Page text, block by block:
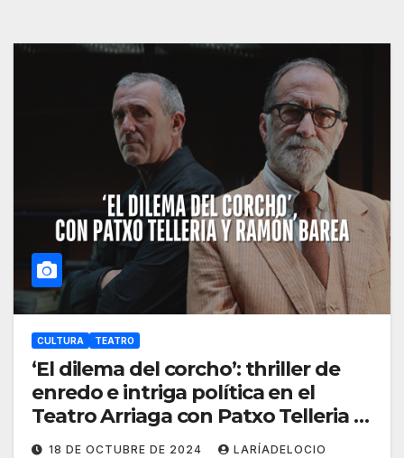
CULTURA TEATRO
‘El dilema del corcho’: thriller de
enredo e intriga política en el
Teatro Arriaga con Patxo Telleria y
Ramón Barea
18 DE OCTUBRE DE 2024 LARÍADELOCIO